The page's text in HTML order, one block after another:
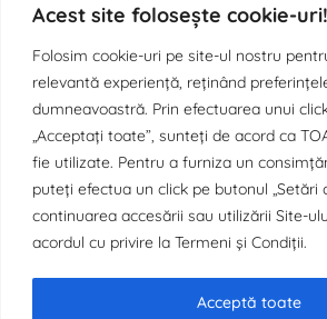
Acest site folosește cookie-uri!
Folosim cookie-uri pe site-ul nostru
relevantă experiență, reținând
dumneavoastră. Prin efectuarea unui
„Acceptați toate”, sunteți de acord ca
fie utilizate. Pentru a furniza un
puteți efectua un click pe butonul „Setări
continuarea accesării sau utilizării Site-
acordul cu privire la Termeni și Condiții.
Acceptă toate
e-MOL
Aplicația de digitalizare a
prin Monitorul Oficial
Aplicația de digitalizare a
Managerial prin Organigrama